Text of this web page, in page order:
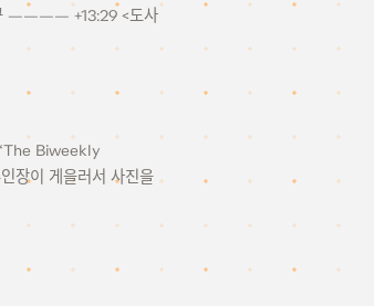
꾸 ———— +13:29 <도사
Biweekly
장이 게을러서 사진을